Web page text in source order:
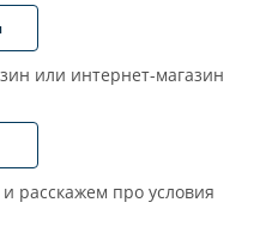
или интернет-магазин
расскажем про условия